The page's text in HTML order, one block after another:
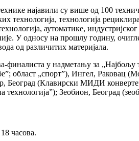
најавили су више од 100
технологија, технологија
аутоматике,
У односу на прошлу годину,
од различитих материјала.
финалиста у надметању за
област „спорт”), Ингел, Раковац
Београд (Клавирски МИДИ
технологија”); Зеобион, Београд
часова.